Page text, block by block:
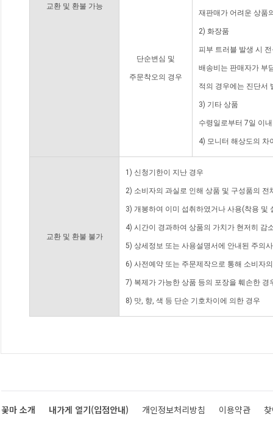
교환 및 환불 가능
단순변심 및
주문착오의 경우
재판매가 어려운 상품
2) 화장품
피부 트러블 발생 시
배송비는 판매자가 부
적의 경우에는 진단서
3) 기타 상품
수령일로부터 7일 이
4) 모니터 해상도의 차
교환 및 환불 불가
1) 신청기한이 지난 경우
2) 소비자의 과실로 인해 상품 및 구성품의
3) 개봉하여 이미 섭취하였거나 사용(착용 및
4) 시간이 경과하여 상품의 가치가 현저히 감
5) 상세정보 또는 사용설명서에 안내된 주의
6) 사전예약 또는 주문제작으로 통해 소비자
7) 복제가 가능한 상품 등의 포장을 훼손한 경
8) 맛, 향, 색 등 단순 기호차이에 의한 경우
꽃마 소개 내가게 열기(입점안내) 개인정보처리방침 이용약관